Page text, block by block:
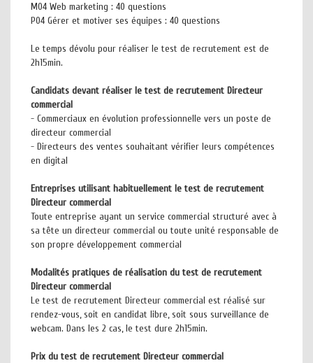
M04 Web marketing : 40 questions
P04 Gérer et motiver ses équipes : 40 questions
Le temps dévolu pour réaliser le test de recrutement est de
2h15min.
Candidats devant réaliser le test de recrutement Directeur
commercial
- Commerciaux en évolution professionnelle vers un poste de
directeur commercial
- Directeurs des ventes souhaitant vérifier leurs compétences
en digital
Entreprises utilisant habituellement le test de recrutement
Directeur commercial
Toute entreprise ayant un service commercial structuré avec à
sa tête un directeur commercial ou toute unité responsable de
son propre développement commercial
Modalités pratiques de réalisation du test de recrutement
Directeur commercial
Le test de recrutement Directeur commercial est réalisé sur
rendez-vous, soit en candidat libre, soit sous surveillance de
webcam. Dans les 2 cas, le test dure 2h15min.
Prix du test de recrutement Directeur commercial